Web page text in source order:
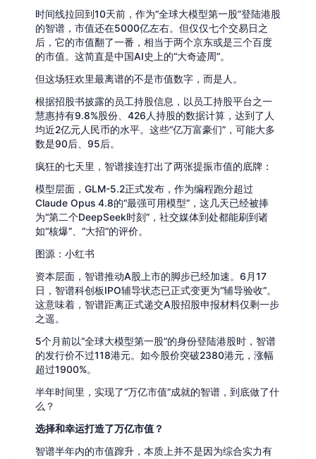
时间线拉回到10天前，作为“全球大模型第一股”登陆港股
的智谱，市值还在5000亿左右。但仅仅七个交易日之
后，它的市值翻了一番，相当于两个京东或是三个百度
的市值。这简直是中国AI史上的“大奇迹周”。
但这场狂欢里最离谱的不是市值数字，而是人。
根据招股书披露的员工持股信息，以员工持股平台之一
慧惠持有9.8%股份、426人持股的数据计算，达到了人
均近2亿元人民币的水平。这些“亿万富豪们”，可能大多
数是90后、95后。
疯狂的七天里，智谱接连打出了两张提振市值的底牌：
模型层面，GLM-5.2正式发布，作为编程跑分超过
Claude Opus 4.8的“最强可用模型”，这几天已经被捧
为“第二个DeepSeek时刻”，社交媒体到处都能刷到诸
如“核爆”、“大招”的评价。
图源：小红书
资本层面，智谱推动A股上市的脚步已经加速。6月17
日，智谱科创板IPO辅导状态已正式变更为“辅导验收”。
这意味着，智谱距离正式递交A股招股申报材料仅剩一步
之遥。
5个月前以“全球大模型第一股”的身份登陆港股时，智谱
的发行价不过118港元。如今股价突破2380港元，涨幅
超过1900%。
半年时间里，实现了“万亿市值”成就的智谱，到底做了什
么？
选择和幸运打造了万亿市值？
智谱半年内的市值蹿升，本质上并不是因为综合实力有